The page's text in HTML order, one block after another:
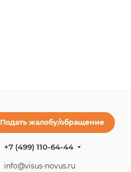
Подать жалобу/обращение
+7 (499) 110-64-44
info@visus-novus.ru